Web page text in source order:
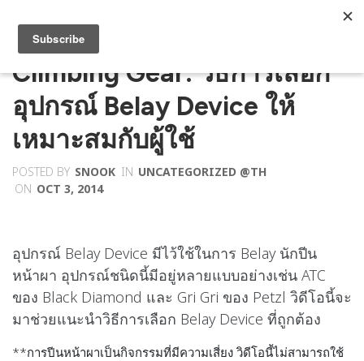
Climbing Gear: วิธีการเลือก
อุปกรณ์ Belay Device ให้
เหมาะสมกับผู้ใช้
POSTED BY SNOOK IN UNCATEGORIZED @TH
ON OCT 3, 2014
อุปกรณ์ Belay Device มีไว้ใช้ในการ Belay นักปีน
หน้าผา อุปกรณ์ชนิดนี้มีอยู่หลายแบบอย่างเช่น ATC
ของ Black Diamond และ Gri Gri ของ Petzl วิดีโอนี้จะ
มาช่วยแนะนำวิธีการเลือก Belay Device ที่ถูกต้อง
**การปีนหน้าผาเป็นกิจกรรมที่มีความเสี่ยง วิดีโอนี้ไม่สามารถใช้